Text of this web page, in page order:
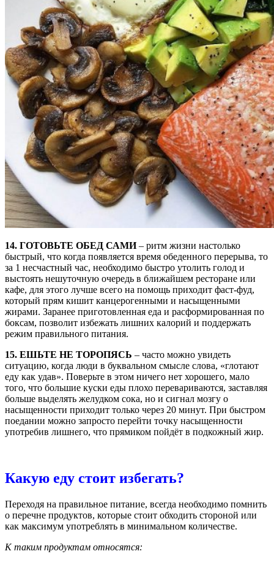
14. ГОТОВЬТЕ ОБЕД САМИ– ритм жизни настолько
быстрый, что когда появляется время обеденного перерыва, то
за 1 несчастный час, необходимо быстро утолить голод и
выстоять нешуточную очередь в ближайшем ресторане или
кафе, для этого лучше всего на помощь приходит фаст-фуд,
который прям кишит канцерогенными и насыщенными
жирами. Заранее приготовленная еда и расформированная по
боксам, позволит избежать лишних калорий и поддержать
режим правильного питания.
15. ЕШЬТЕ НЕ ТОРОПЯСЬ – часто можно увидеть
ситуацию, когда люди в буквальном смысле слова, «глотают
еду как удав». Поверьте в этом ничего нет хорошего, мало
того, что большие куски еды плохо перевариваются, заставляя
больше выделять желудком сока, но и сигнал мозгу о
насыщенности приходит только через 20 минут. При быстром
поедании можно запросто перейти точку насыщенности
употребив лишнего, что прямиком пойдёт в подкожный жир.
Какую еду стоит избегать?
Переходя на правильное питание, всегда необходимо помнить
о перечне продуктов, которые стоит обходить стороной или
как максимум употреблять в минимальном количестве.
К таким продуктам относятся: